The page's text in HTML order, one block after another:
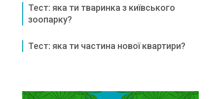
Тест: яка ти тваринка з київського
зоопарку?
Тест: яка ти частина нової квартири?